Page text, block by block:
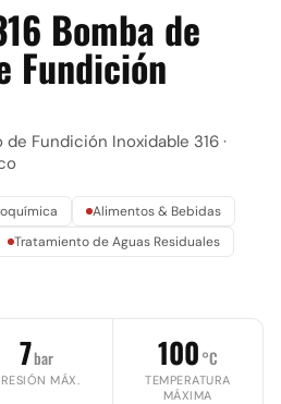
Bomba de
Fundición
Fundición Inoxidable 316 ·
Alimentos & Bebidas
Tratamiento de Aguas Residuales
7bar
MÁX.
100°C
TEMPERATURA
MÁXIMA